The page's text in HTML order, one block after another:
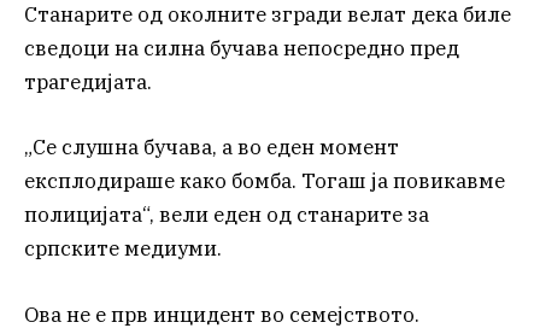
Станарите од околните згради велат дека биле
сведоци на силна бучава непосредно пред
трагедијата.
„Се слушна бучава, а во еден момент
експлодираше како бомба. Тогаш ја повикавме
полицијата“, вели еден од станарите за
српските медиуми.
Ова не е прв инцидент во семејството.